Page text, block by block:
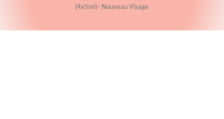
(4x5ml)- Nouveau Visage